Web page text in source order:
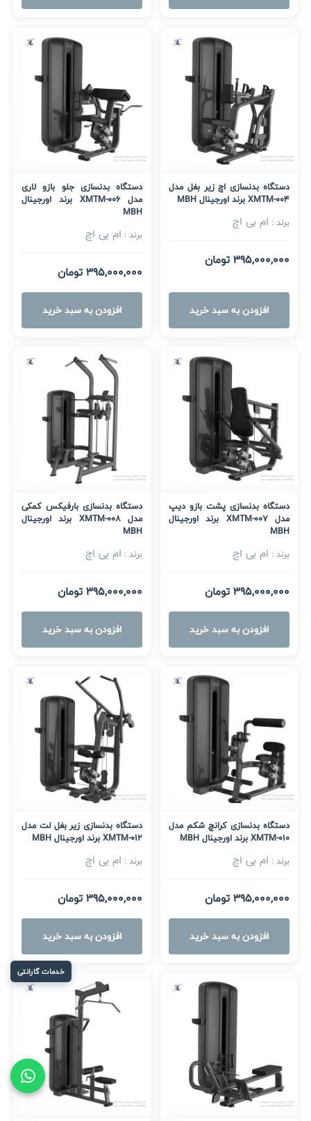
خدمات گارانتی
دستگاه بدنسازی اچ زیر بغل مدل
XMTM-004 برند اورجینال MBH
برند : ام بی اچ
395,000,000 تومان
افزودن به سبد خرید
دستگاه بدنسازی جلو بازو لاری
مدل XMTM-006 برند اورجینال
MBH
برند : ام بی اچ
395,000,000 تومان
افزودن به سبد خرید
دستگاه بدنسازی پشت بازو دیپ
مدل XMTM-007 برند اورجینال
MBH
برند : ام بی اچ
395,000,000 تومان
افزودن به سبد خرید
دستگاه بدنسازی بارفیکس کمکی
مدل XMTM-008 برند اورجینال
MBH
برند : ام بی اچ
395,000,000 تومان
افزودن به سبد خرید
دستگاه بدنسازی کرانچ شکم مدل
XMTM-010 برند اورجینال MBH
برند : ام بی اچ
395,000,000 تومان
افزودن به سبد خرید
دستگاه بدنسازی زیر بغل لت مدل
XMTM-012 برند اورجینال MBH
برند : ام بی اچ
395,000,000 تومان
افزودن به سبد خرید